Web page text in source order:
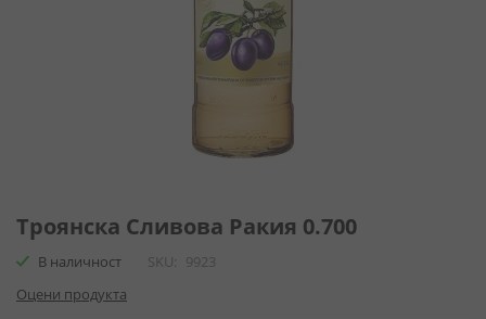
към
началото
на
галерия
със
Троянска Сливова Ракия 0.700
В наличност SKU
9923
Оцени продукта